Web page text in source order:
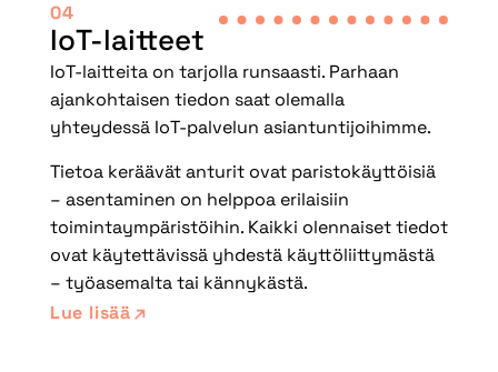
04
IoT-laitteet
IoT-laitteita on tarjolla runsaasti. Parhaan
ajankohtaisen tiedon saat olemalla
yhteydessä IoT-palvelun asiantuntijoihimme.
Tietoa keräävät anturit ovat paristokäyttöisiä
– asentaminen on helppoa erilaisiin
toimintaympäristöihin. Kaikki olennaiset tiedot
ovat käytettävissä yhdestä käyttöliittymästä
– työasemalta tai kännykästä.
Lue lisää